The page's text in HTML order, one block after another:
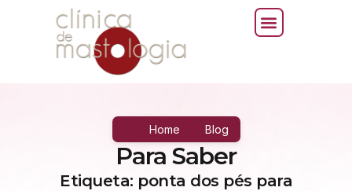
Home Blog
Para Saber
Etiqueta: ponta dos pés para